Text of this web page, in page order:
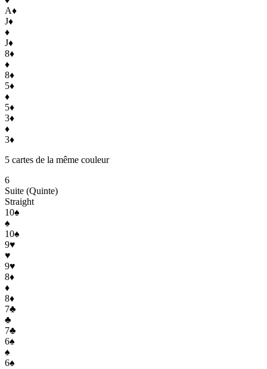
A♦
J♦
♦
J♦
8♦
♦
8♦
5♦
♦
5♦
3♦
♦
3♦
5 cartes de la même couleur
6
Suite (Quinte)
Straight
10♠
♠
10♠
9♥
♥
9♥
8♦
♦
8♦
7♣
♣
7♣
6♠
♠
6♠